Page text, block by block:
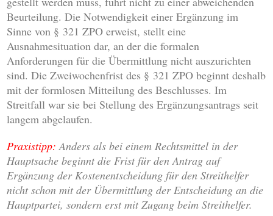
Beurteilung. Die Notwendigkeit einer Ergänzung im
Sinne von § 321 ZPO erweist, stellt eine
Ausnahmesituation dar, an der die formalen
Anforderungen für die Übermittlung nicht auszurichten
sind. Die Zweiwochenfrist des § 321 ZPO beginnt deshalb
mit der formlosen Mitteilung des Beschlusses. Im
Streitfall war sie bei Stellung des Ergänzungsantrags seit
langem abgelaufen.
Praxistipp: Anders als bei einem Rechtsmittel in der
Hauptsache beginnt die Frist für den Antrag auf
Ergänzung der Kostenentscheidung für den Streithelfer
nicht schon mit der Übermittlung der Entscheidung an die
Hauptpartei, sondern erst mit Zugang beim Streithelfer.